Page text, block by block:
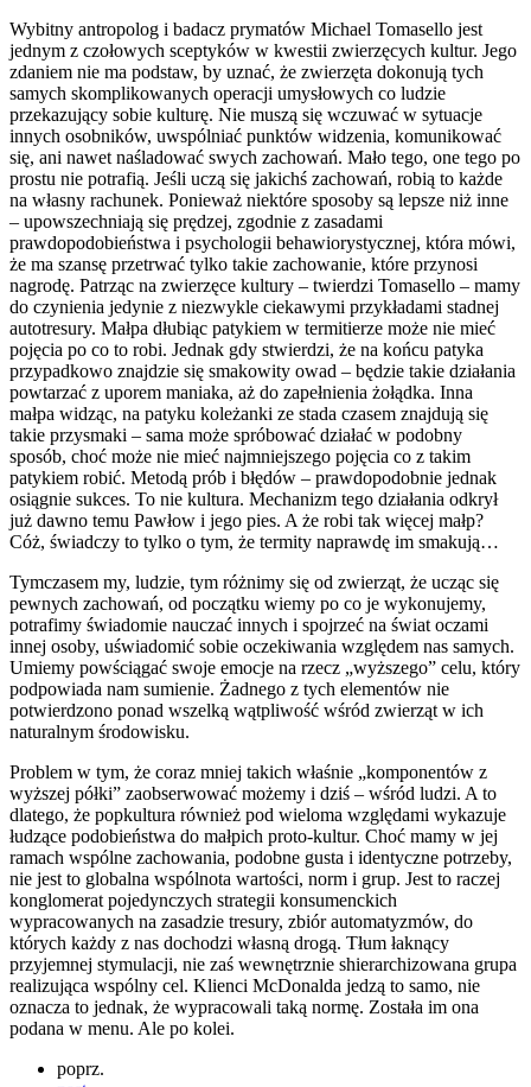
Wybitny antropolog i badacz prymatów Michael Tomasello jest
jednym z czołowych sceptyków w kwestii zwierzęcych kultur. Jego
zdaniem nie ma podstaw, by uznać, że zwierzęta dokonują tych
samych skomplikowanych operacji umysłowych co ludzie
przekazujący sobie kulturę. Nie muszą się wczuwać w sytuacje
innych osobników, uwspólniać punktów widzenia, komunikować
się, ani nawet naśladować swych zachowań. Mało tego, one tego po
prostu nie potrafią. Jeśli uczą się jakichś zachowań, robią to każde
na własny rachunek. Ponieważ niektóre sposoby są lepsze niż inne
– upowszechniają się prędzej, zgodnie z zasadami
prawdopodobieństwa i psychologii behawiorystycznej, która mówi,
że ma szansę przetrwać tylko takie zachowanie, które przynosi
nagrodę. Patrząc na zwierzęce kultury – twierdzi Tomasello – mamy
do czynienia jedynie z niezwykle ciekawymi przykładami stadnej
autotresury. Małpa dłubiąc patykiem w termitierze może nie mieć
pojęcia po co to robi. Jednak gdy stwierdzi, że na końcu patyka
przypadkowo znajdzie się smakowity owad – będzie takie działania
powtarzać z uporem maniaka, aż do zapełnienia żołądka. Inna
małpa widząc, na patyku koleżanki ze stada czasem znajdują się
takie przysmaki – sama może spróbować działać w podobny
sposób, choć może nie mieć najmniejszego pojęcia co z takim
patykiem robić. Metodą prób i błędów – prawdopodobnie jednak
osiągnie sukces. To nie kultura. Mechanizm tego działania odkrył
już dawno temu Pawłow i jego pies. A że robi tak więcej małp?
Cóż, świadczy to tylko o tym, że termity naprawdę im smakują…
Tymczasem my, ludzie, tym różnimy się od zwierząt, że ucząc się
pewnych zachowań, od początku wiemy po co je wykonujemy,
potrafimy świadomie nauczać innych i spojrzeć na świat oczami
innej osoby, uświadomić sobie oczekiwania względem nas samych.
Umiemy powściągać swoje emocje na rzecz „wyższego” celu, który
podpowiada nam sumienie. Żadnego z tych elementów nie
potwierdzono ponad wszelką wątpliwość wśród zwierząt w ich
naturalnym środowisku.
Problem w tym, że coraz mniej takich właśnie „komponentów z
wyższej półki” zaobserwować możemy i dziś – wśród ludzi. A to
dlatego, że popkultura również pod wieloma względami wykazuje
łudzące podobieństwa do małpich proto-kultur. Choć mamy w jej
ramach wspólne zachowania, podobne gusta i identyczne potrzeby,
nie jest to globalna wspólnota wartości, norm i grup. Jest to raczej
konglomerat pojedynczych strategii konsumenckich
wypracowanych na zasadzie tresury, zbiór automatyzmów, do
których każdy z nas dochodzi własną drogą. Tłum łaknący
przyjemnej stymulacji, nie zaś wewnętrznie shierarchizowana grupa
realizująca wspólny cel. Klienci McDonalda jedzą to samo, nie
oznacza to jednak, że wypracowali taką normę. Została im ona
podana w menu. Ale po kolei.
poprz.